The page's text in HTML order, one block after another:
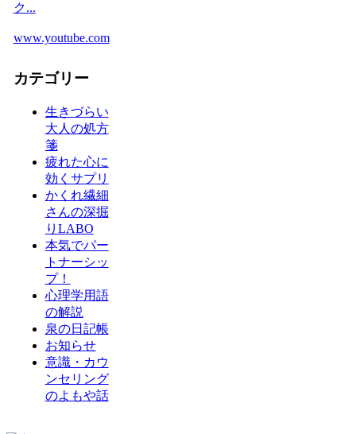
ク...
www.youtube.com
カテゴリー
生きづらい
大人の処方
箋
疲れた心に
効くサプリ
かくれ繊細
さんの深掘
りLABO
本気でパー
トナーシッ
プ！
心理学用語
の解説
泉の日記帳
お知らせ
意識・カウ
ンセリング
のよもや話